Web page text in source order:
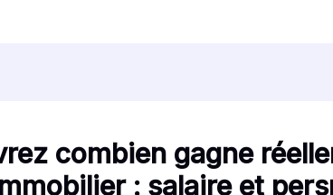
combien gagne
: salaire et